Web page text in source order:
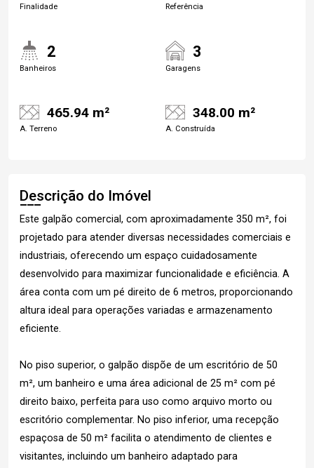
Finalidade Referência
2
Banheiros
3
Garagens
465.94 m²
A. Terreno
348.00 m²
A. Construída
Descrição do Imóvel
Este galpão comercial, com aproximadamente 350 m², foi
projetado para atender diversas necessidades comerciais e
industriais, oferecendo um espaço cuidadosamente
desenvolvido para maximizar funcionalidade e eficiência. A
área conta com um pé direito de 6 metros, proporcionando
altura ideal para operações variadas e armazenamento
eficiente.
No piso superior, o galpão dispõe de um escritório de 50
m², um banheiro e uma área adicional de 25 m² com pé
direito baixo, perfeita para uso como arquivo morto ou
escritório complementar. No piso inferior, uma recepção
espaçosa de 50 m² facilita o atendimento de clientes e
visitantes, incluindo um banheiro adaptado para